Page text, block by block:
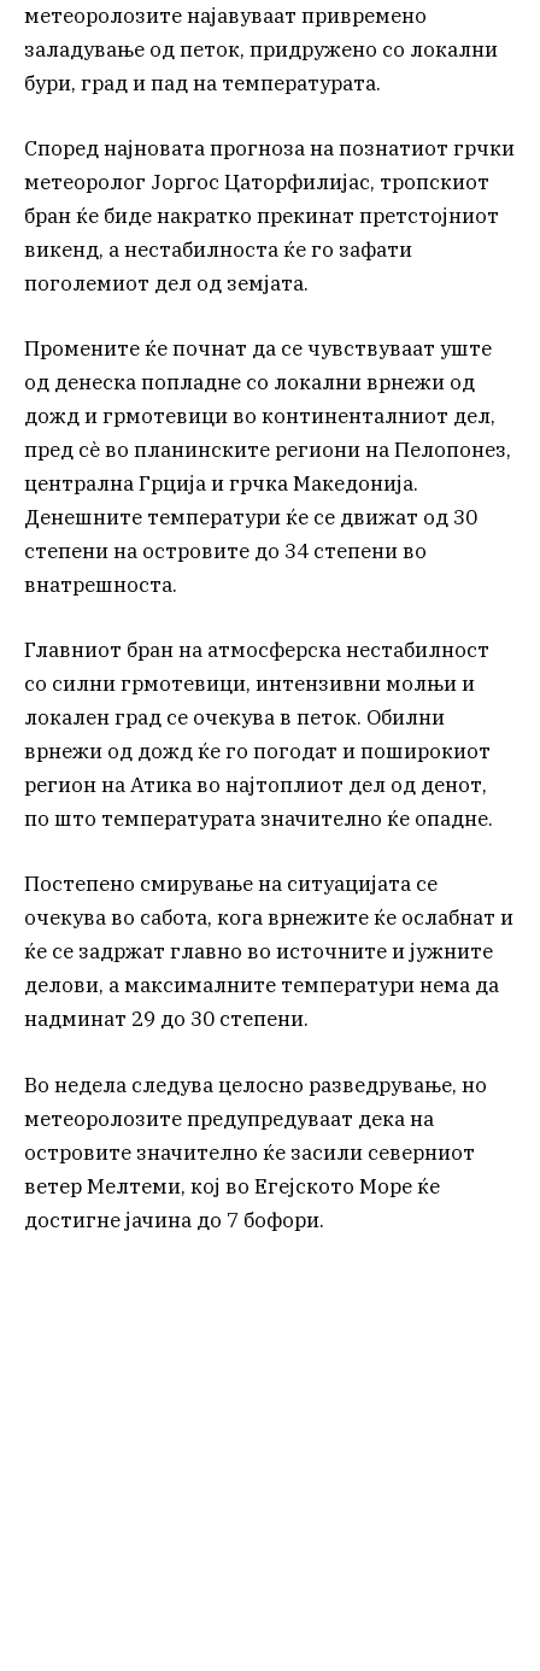
метеоролозите најавуваат привремено
заладување од петок, придружено со локални
бури, град и пад на температурата.
Според најновата прогноза на познатиот грчки
метеоролог Јоргос Цаторфилијас, тропскиот
бран ќе биде накратко прекинат претстојниот
викенд, а нестабилноста ќе го зафати
поголемиот дел од земјата.
Промените ќе почнат да се чувствуваат уште
од денеска попладне со локални врнежи од
дожд и грмотевици во континенталниот дел,
пред сè во планинските региони на Пелопонез,
централна Грција и грчка Македонија.
Денешните температури ќе се движат од 30
степени на островите до 34 степени во
внатрешноста.
Главниот бран на атмосферска нестабилност
со силни грмотевици, интензивни молњи и
локален град се очекува в петок. Обилни
врнежи од дожд ќе го погодат и поширокиот
регион на Атика во најтоплиот дел од денот,
по што температурата значително ќе опадне.
Постепено смирување на ситуацијата се
очекува во сабота, кога врнежите ќе ослабнат и
ќе се задржат главно во источните и јужните
делови, а максималните температури нема да
надминат 29 до 30 степени.
Во недела следува целосно разведрување, но
метеоролозите предупредуваат дека на
островите значително ќе засили северниот
ветер Мелтеми, кој во Егејското Море ќе
достигне јачина до 7 бофори.